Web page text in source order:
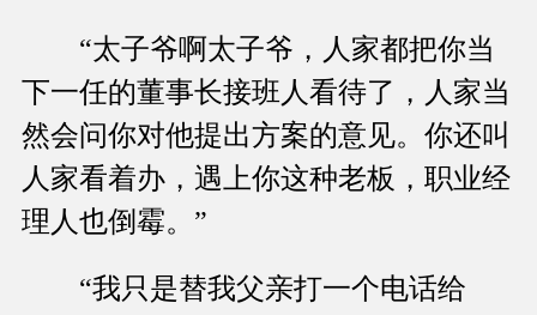
“太子爷啊太子爷，人家都把你当
下一任的董事长接班人看待了，人家当
然会问你对他提出方案的意见。你还叫
人家看着办，遇上你这种老板，职业经
理人也倒霉。”
“我只是替我父亲打一个电话给